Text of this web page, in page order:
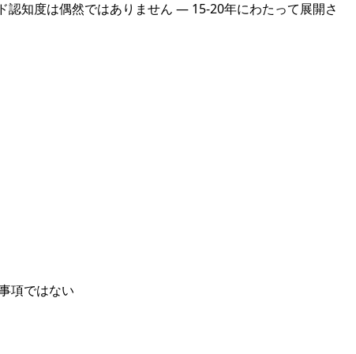
認知度は偶然ではありません — 15-20年にわたって展開さ
項ではない